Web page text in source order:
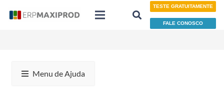
TESTE GRATUITAMENTE
FALE CONOSCO
Menu de Ajuda